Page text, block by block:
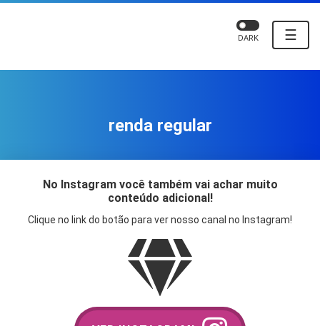
☰
DARK
renda regular
No Instagram você também vai achar muito
conteúdo adicional!
Clique no link do botão para ver nosso canal no Instagram!